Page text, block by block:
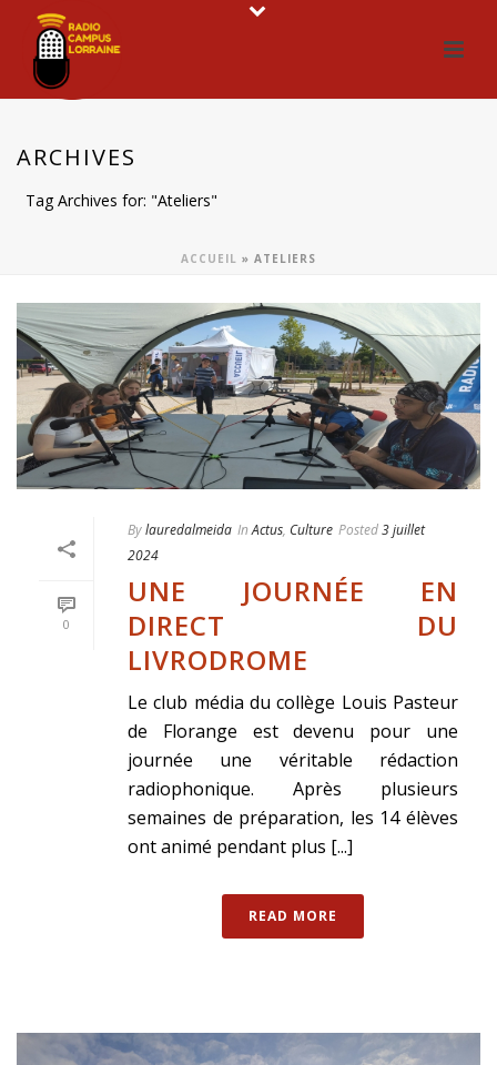
ARCHIVES
Tag Archives for: "Ateliers"
ACCUEIL » ATELIERS
0
Bylauredalmeida In Actus, Culture Posted3 juillet
2024
UNE JOURNÉE EN
DIRECT DU
LIVRODROME
Le club média du collège Louis Pasteur
de Florange est devenu pour une
journée une véritable rédaction
radiophonique. Après plusieurs
semaines de préparation, les 14 élèves
ont animé pendant plus [...]
READ MORE